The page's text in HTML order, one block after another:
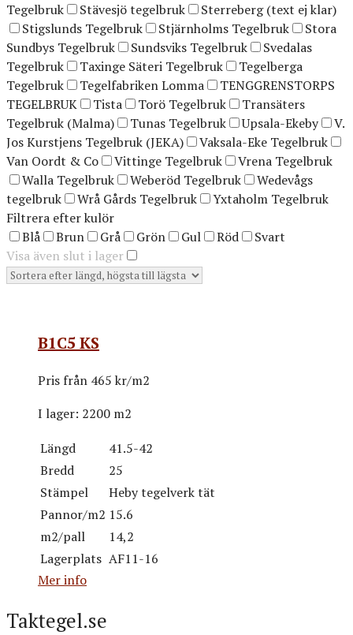
Tegelbruk
Stävesjö tegelbruk
Sterreberg (text ej klar)
Stigslunds Tegelbruk
Stjärnholms Tegelbruk
Stora
Sundbys Tegelbruk
Sundsviks Tegelbruk
Svedalas
Tegelbruk
Taxinge Säteri Tegelbruk
Tegelberga
Tegelbruk
Tegelfabriken Lomma
TENGGRENSTORPS
TEGELBRUK
Tista Torö Tegelbruk
Transäters
Tegelbruk (Malma)
Tunas Tegelbruk Upsala-Ekeby
V.
Jos Kurstjens Tegelbruk (JEKA)
Vaksala-Eke Tegelbruk
Van Oordt & Co
Vittinge Tegelbruk
Vrena Tegelbruk
Walla Tegelbruk
Weberöd Tegelbruk
Wedevågs
tegelbruk
Wrå Gårds Tegelbruk
Yxtaholm Tegelbruk
Filtrera efter kulör
Blå
Brun Grå Grön Gul Röd
Svart
Visa även slut i lager
B1C5 KS
Pris från 465 kr/m2
I lager: 2200 m2
Längd
41.5-42
Bredd
25
Stämpel
Heby tegelverk tät
Pannor/m2 15.6
m2/pall
14,2
Lagerplats AF11-16
Mer info
Taktegel.se